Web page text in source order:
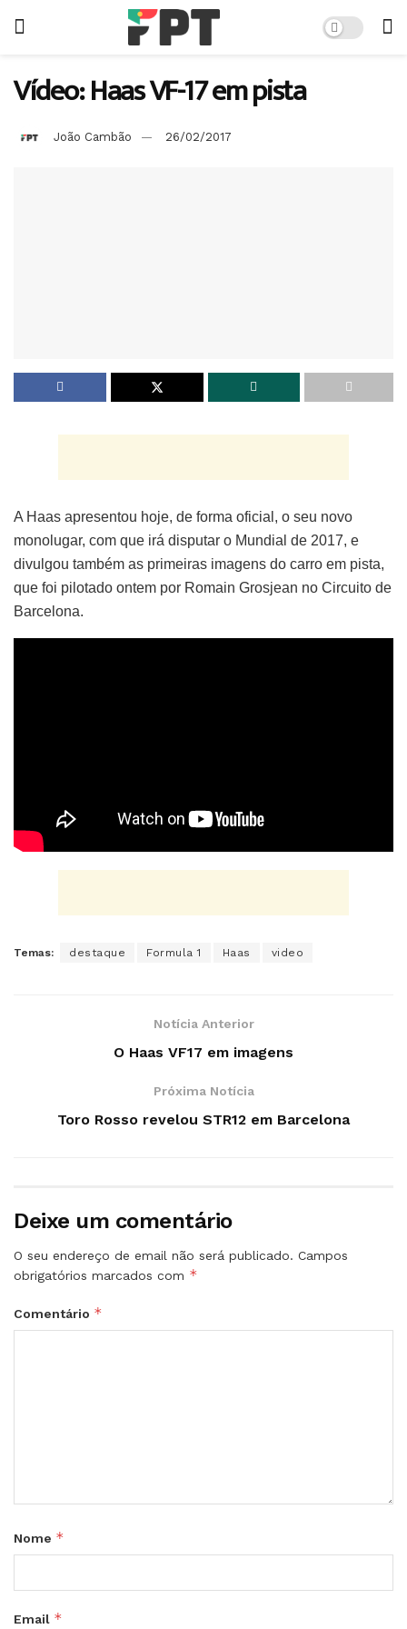
Vídeo: Haas VF-17 em pista
João Cambão 26/02/2017
A Haas apresentou hoje, de forma oficial, o seu novo
monolugar, com que irá disputar o Mundial de 2017, e
divulgou também as primeiras imagens do carro em pista,
que foi pilotado ontem por Romain Grosjean no Circuito de
Barcelona.
Temas: destaque Formula 1 Haas video
Notícia Anterior
O Haas VF17 em imagens
Próxima Notícia
Toro Rosso revelou STR12 em Barcelona
Deixe um comentário
O seu endereço de email não será publicado. Campos
obrigatórios marcados com *
Comentário *
Nome *
Email *